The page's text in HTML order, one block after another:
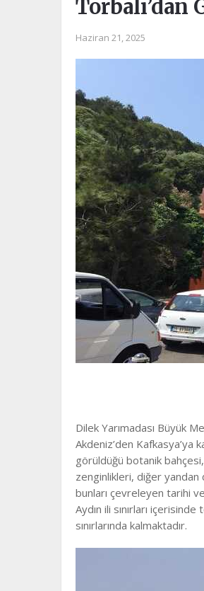
Torbalı’dan
Haziran 21, 2025
Dilek Yarımadası Büyük
Akdeniz’den Kafkasya’ya
görüldüğü botanik bahçesi,
zenginlikleri, diğer yandan
bunları çevreleyen tarihi
Aydın ili sınırları
sınırlarında kalmaktadır.